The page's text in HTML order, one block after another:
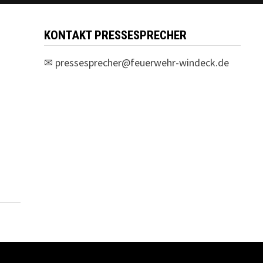
KONTAKT PRESSESPRECHER
✉ pressesprecher@feuerwehr-windeck.de